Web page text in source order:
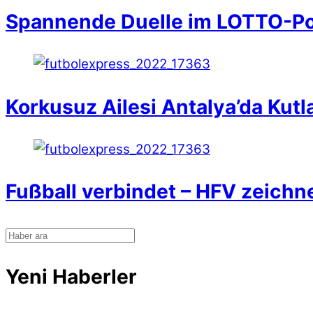
Spannende Duelle im LOTTO-
Korkusuz Ailesi Antalya’da
Fußball verbindet – HFV
Yeni Haberler